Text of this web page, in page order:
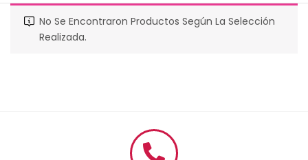
No Se Encontraron Productos Según La Selección
Realizada.